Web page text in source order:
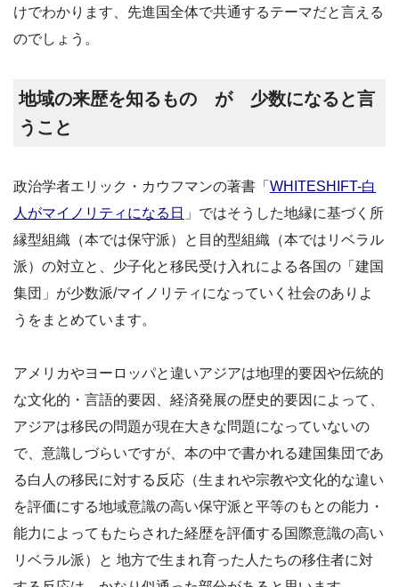
けでわかります、先進国全体で共通するテーマだと言える
のでしょう。
地域の来歴を知るもの が 少数になると言
うこと
政治学者エリック・カウフマンの著書「 WHITESHIFT-白
人がマイノリティになる日 」ではそうした地縁に基づく所
縁型組織（本では保守派）と目的型組織（本ではリベラル
派）の対立と、少子化と移民受け入れによる各国の「建国
集団」が少数派/マイノリティになっていく社会のありよ
うをまとめています。
アメリカやヨーロッパと違いアジアは地理的要因や伝統的
な文化的・言語的要因、経済発展の歴史的要因によって、
アジアは移民の問題が現在大きな問題になっていないの
で、意識しづらいですが、本の中で書かれる建国集団であ
る白人の移民に対する反応（生まれや宗教や文化的な違い
を評価にする地域意識の高い保守派と平等のもとの能力・
能力によってもたらされた経歴を評価する国際意識の高い
リベラル派）と 地方で生まれ育った人たちの移住者に対